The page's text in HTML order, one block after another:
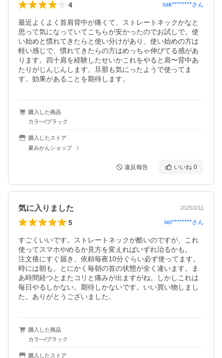
4 sak********さん
最近よくよく首肩背中が痛くて、ストレートネックかなと
思って気になっていてこちらが安かったのでお試しで。使
い始めと慣れてきたらと使い分けがあり、使い始めの方は
軽い感じで、慣れてきたらの方はめっちゃ伸びてる感があ
ります。四十肩を経験したせいかこれをやると肩〜背中あ
たりがじんじんします。旦那も気にったようで使ってま
す。効果があることを期待します。
購入した商品
カラ―/ブラック
購入したストア
夏みかんショップ
違反報告 いいね 0
気に入りました 2025/2/11
5 sei********さん
すごくいいです。ストレートネックが酷いのですが、これ
使ってスマホやめるか見方を変えればいずれ治るかも。
注文後にすぐ届き、依頼毎夜10分ぐらい必ず使ってます。
時には朝も。とにかく毎朝の首の状態が全く違います。ま
あ時間経つとまたコリと痛みが出ますがね。しかしこれは
毎日やるしかない。期待しかないです。いい買い物しまし
た。ありがとうございました。
購入した商品
カラ―/ブラック
購入したストア